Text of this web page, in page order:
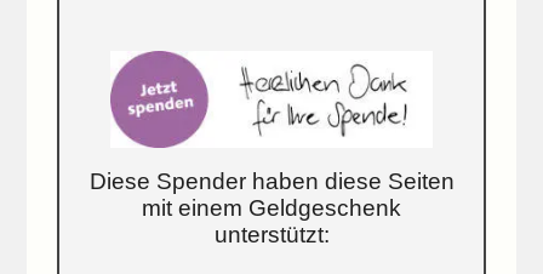
Diese Spender haben diese Seiten
mit einem Geldgeschenk
unterstützt: